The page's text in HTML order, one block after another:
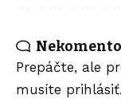
Prepáčte, ale
musíte prihlásiť.